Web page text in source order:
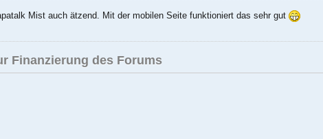
Mist auch ätzend. Mit der mobilen Seite funktioniert das sehr gut
Finanzierung des Forums